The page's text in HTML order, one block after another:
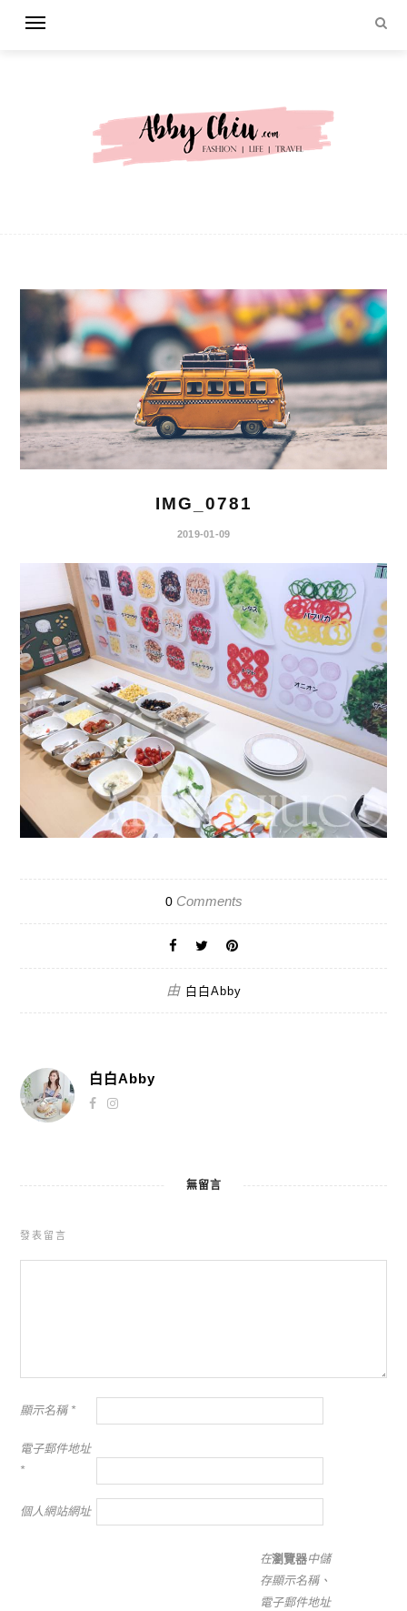
IMG_0781
2019-01-09
0Comments
由 白白Abby
白白Abby
無留言
發表留言
顯示名稱 *
電子郵件地址
*
個人網站網址
在瀏覽器中儲
存顯示名稱、
電子郵件地址